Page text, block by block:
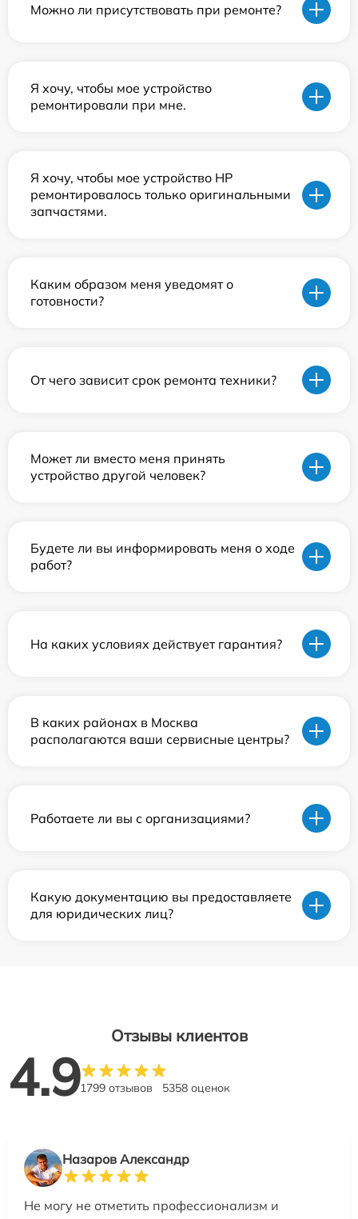
Можно ли присутствовать при ремонте?
Я хочу, чтобы мое устройство
ремонтировали при мне.
Я хочу, чтобы мое устройство HP
ремонтировалось только оригинальными
запчастями.
Каким образом меня уведомят о
готовности?
От чего зависит срок ремонта техники?
Может ли вместо меня принять
устройство другой человек?
Будете ли вы информировать меня о ходе
работ?
На каких условиях действует гарантия?
В каких районах в Москва
располагаются ваши сервисные центры?
Работаете ли вы с организациями?
Какую документацию вы предоставляете
для юридических лиц?
Отзывы клиентов
4.91799 отзывов 5358 оценок
Назаров Александр
Не могу не отметить профессионализм и